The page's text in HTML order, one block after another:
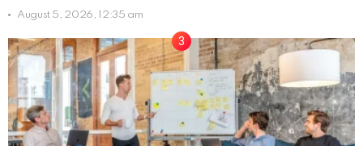
August 5, 2026, 12:35 am